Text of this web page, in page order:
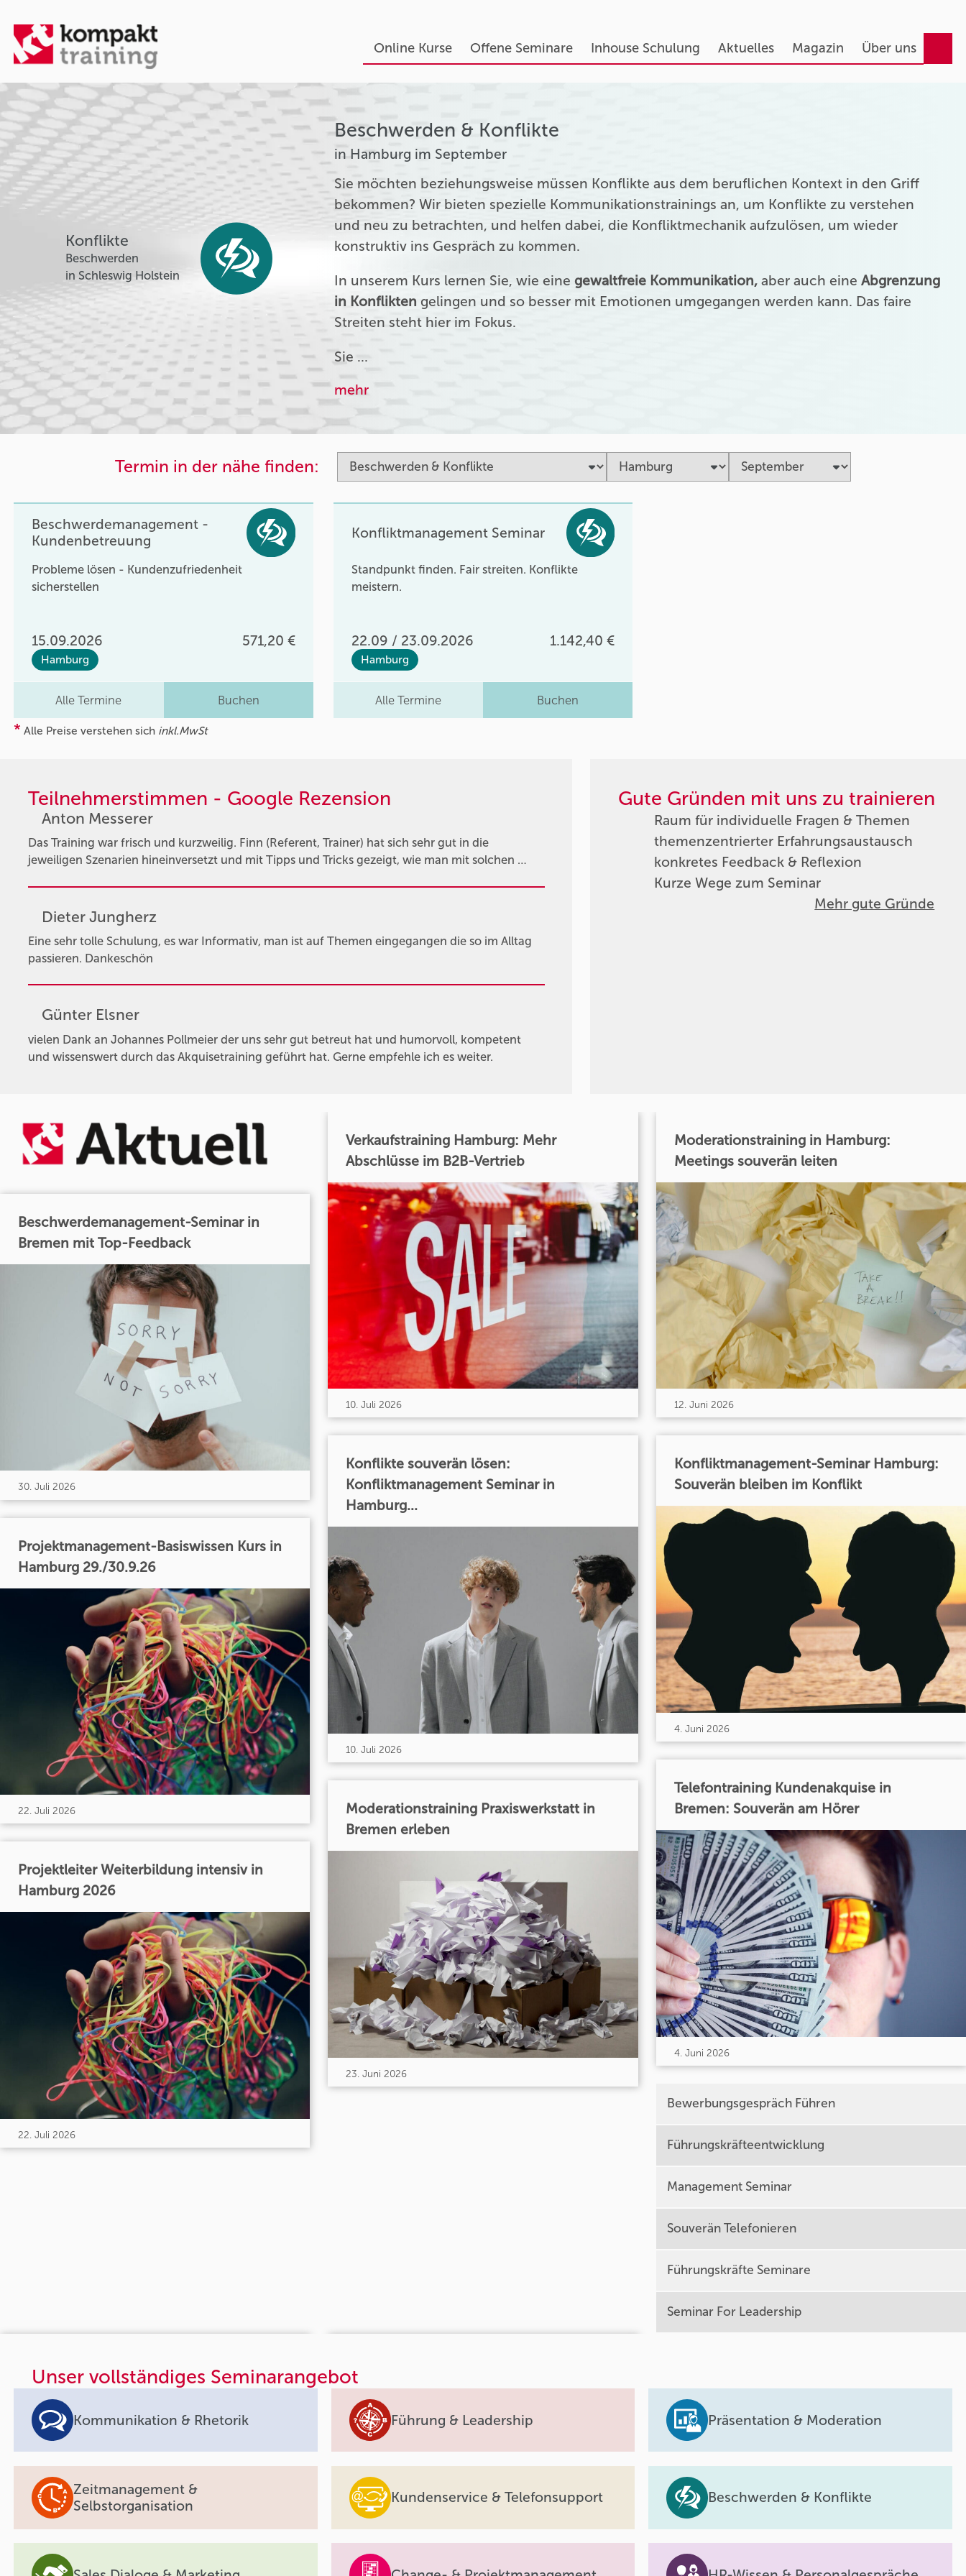
Online Kurse Offene Seminare Inhouse Schulung Aktuelles Magazin Über uns
Konflikte
Beschwerden
in Schleswig Holstein
Beschwerden & Konflikte
in Hamburg im September
Sie möchten beziehungsweise müssen Konflikte aus dem beruflichen Kontext in den Griff
bekommen? Wir bieten spezielle Kommunikationstrainings an, um Konflikte zu verstehen
und neu zu betrachten, und helfen dabei, die Konfliktmechanik aufzulösen, um wieder
konstruktiv ins Gespräch zu kommen.
In unserem Kurs lernen Sie, wie einegewaltfreie Kommunikation, aber auch eineAbgrenzung
in Konflikten gelingen und so besser mit Emotionen umgegangen werden kann. Das faire
Streiten steht hier im Fokus.
Sie …
mehr
Termin in der nähe finden:
Beschwerdemanagement -
Kundenbetreuung
Probleme lösen - Kundenzufriedenheit
sicherstellen
15.09.2026 571,20 €
Hamburg
Alle Termine Buchen
Konfliktmanagement Seminar
Standpunkt finden. Fair streiten. Konflikte
meistern.
22.09 / 23.09.2026 1.142,40 €
Hamburg
Alle Termine Buchen
* Alle Preise verstehen sich inkl.MwSt
Teilnehmerstimmen - Google Rezension
Anton Messerer
Das Training war frisch und kurzweilig. Finn (Referent, Trainer) hat sich sehr gut in die
jeweiligen Szenarien hineinversetzt und mit Tipps und Tricks gezeigt, wie man mit solchen …
Dieter Jungherz
Eine sehr tolle Schulung, es war Informativ, man ist auf Themen eingegangen die so im Alltag
passieren. Dankeschön
Günter Elsner
vielen Dank an Johannes Pollmeier der uns sehr gut betreut hat und humorvoll, kompetent
und wissenswert durch das Akquisetraining geführt hat. Gerne empfehle ich es weiter.
Gute Gründen mit uns zu trainieren
Raum für individuelle Fragen & Themen
themenzentrierter Erfahrungsaustausch
konkretes Feedback & Reflexion
Kurze Wege zum Seminar
Mehr gute Gründe
Beschwerdemanagement-Seminar in
Bremen mit Top-Feedback
30. Juli 2026
Projektmanagement-Basiswissen Kurs in
Hamburg 29./30.9.26
22. Juli 2026
Projektleiter Weiterbildung intensiv in
Hamburg 2026
22. Juli 2026
Verkaufstraining Hamburg: Mehr
Abschlüsse im B2B-Vertrieb
10. Juli 2026
Konflikte souverän lösen:
Konfliktmanagement Seminar in
Hamburg...
10. Juli 2026
Moderationstraining Praxiswerkstatt in
Bremen erleben
23. Juni 2026
Moderationstraining in Hamburg:
Meetings souverän leiten
12. Juni 2026
Konfliktmanagement-Seminar Hamburg:
Souverän bleiben im Konflikt
4. Juni 2026
Telefontraining Kundenakquise in
Bremen: Souverän am Hörer
4. Juni 2026
Bewerbungsgespräch Führen
Führungskräfteentwicklung
Management Seminar
Souverän Telefonieren
Führungskräfte Seminare
Seminar For Leadership
Unser vollständiges Seminarangebot
Kommunikation & Rhetorik Führung & Leadership Präsentation & Moderation
Zeitmanagement &
Selbstorganisation
Kundenservice & Telefonsupport Beschwerden & Konflikte